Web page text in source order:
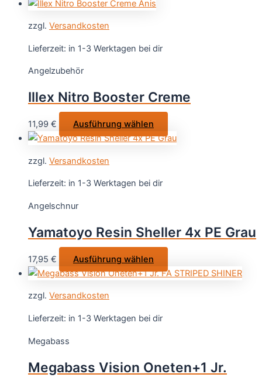
zzgl. Versandkosten
Lieferzeit: in 1-3 Werktagen bei dir
Angelzubehör
Illex Nitro Booster Creme
11,99 € Ausführung wählen
Produkt
können
auf
Produktseite
zzgl. Versandkosten
Lieferzeit: in 1-3 Werktagen bei dir
Angelschnur
Yamatoyo Resin Sheller 4x PE Grau
17,95 € Ausführung wählen
Produkt
können
zzgl. Versandkosten
Lieferzeit: in 1-3 Werktagen bei dir
Megabass
Megabass Vision Oneten+1 Jr.